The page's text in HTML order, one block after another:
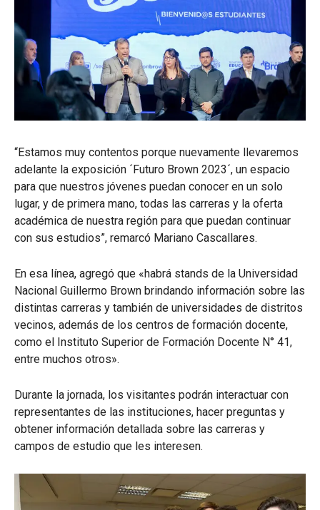
“Estamos muy contentos porque nuevamente llevaremos
adelante la exposición ´Futuro Brown 2023´, un espacio
para que nuestros jóvenes puedan conocer en un solo
lugar, y de primera mano, todas las carreras y la oferta
académica de nuestra región para que puedan continuar
con sus estudios”, remarcó Mariano Cascallares.
En esa línea, agregó que «habrá stands de la Universidad
Nacional Guillermo Brown brindando información sobre las
distintas carreras y también de universidades de distritos
vecinos, además de los centros de formación docente,
como el Instituto Superior de Formación Docente N° 41,
entre muchos otros».
Durante la jornada, los visitantes podrán interactuar con
representantes de las instituciones, hacer preguntas y
obtener información detallada sobre las carreras y
campos de estudio que les interesen.